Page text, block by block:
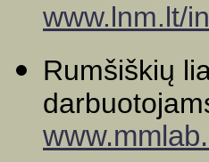
www.lnm.lt/
Rumšiškių